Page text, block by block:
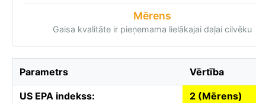
Mērens
Gaisa kvalitāte ir pieņemama lielākajai daļai cilvēku
Parametrs Vērtība
US EPA indekss:
2 (Mērens)